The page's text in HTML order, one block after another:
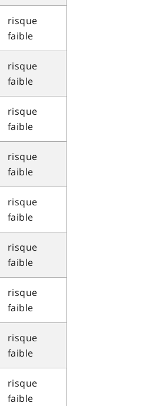
risque
faible
risque
faible
risque
faible
risque
faible
risque
faible
risque
faible
risque
faible
risque
faible
risque
faible